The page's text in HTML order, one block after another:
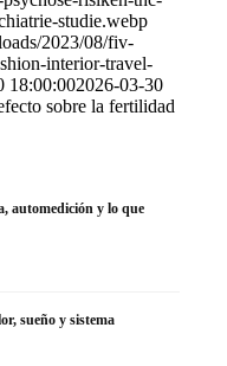
studie.webp
2023/08/fiv-
interior-travel-
18:00:002026-03-30
sobre la fertilidad
automedición y lo que
sueño y sistema